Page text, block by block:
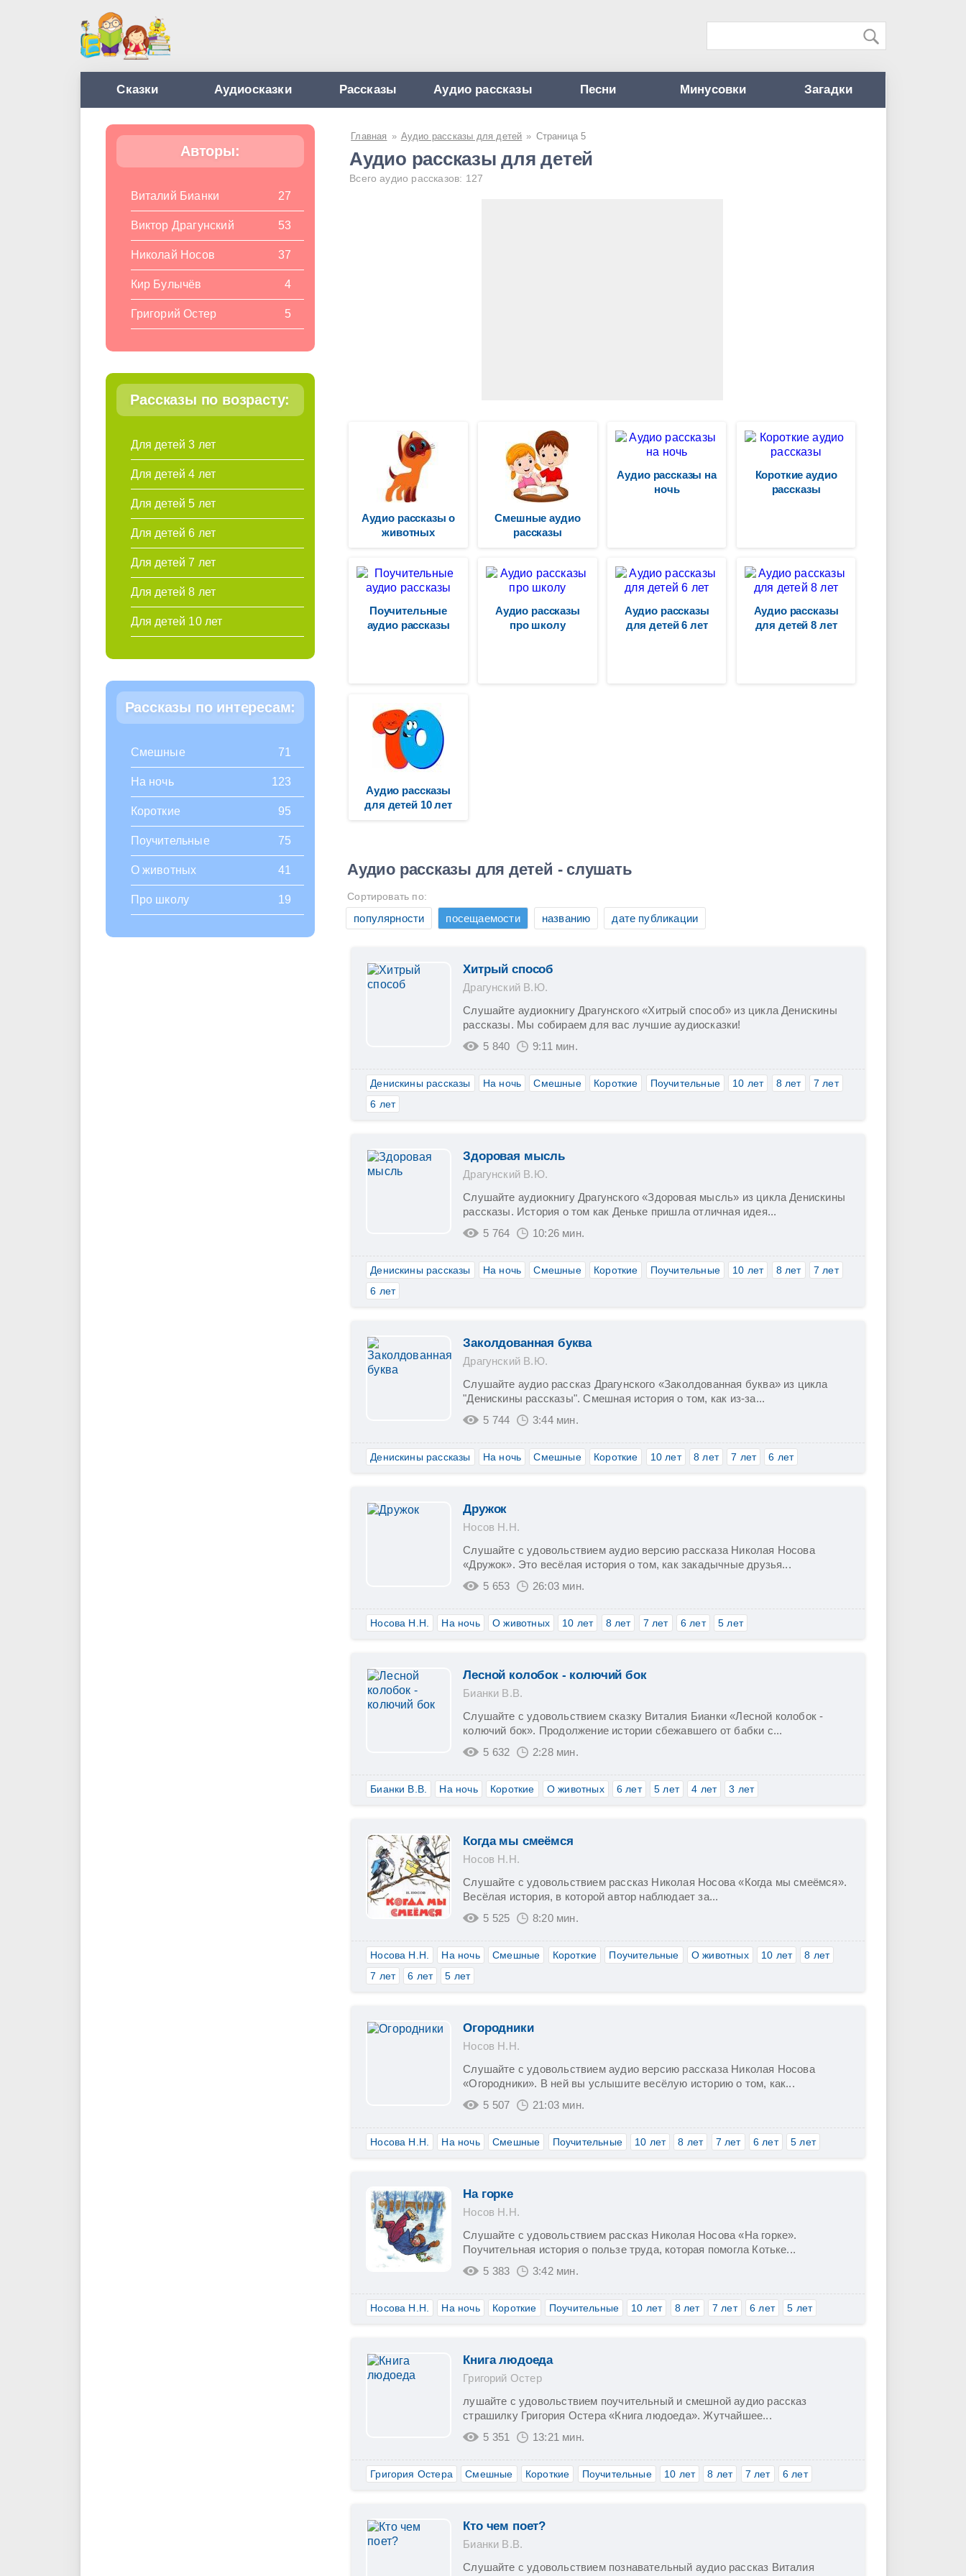
Сказки Аудиосказки Рассказы Аудио рассказы Песни Минусовки Загадки
Главная » Аудио рассказы для детей » Страница 5
Аудио рассказы для детей
Всего аудио рассказов: 127
Аудио рассказы о
животных
Смешные аудио
рассказы
Аудио рассказы на
ночь
Короткие аудио
рассказы
Поучительные
аудио рассказы
Аудио рассказы
про школу
Аудио рассказы
для детей 6 лет
Аудио рассказы
для детей 8 лет
Аудио рассказы
для детей 10 лет
Аудио рассказы для детей - слушать
Сортировать по:
популярности посещаемости названию дате публикации
Хитрый способ
Драгунский В.Ю.
Слушайте аудиокнигу Драгунского «Хитрый способ» из цикла Денискины
рассказы. Мы собираем для вас лучшие аудиосказки!
5 840
9:11 мин.
Денискины рассказы На ночь Смешные Короткие Поучительные 10 лет 8 лет
7 лет
6 лет
Здоровая мысль
Драгунский В.Ю.
Слушайте аудиокнигу Драгунского «Здоровая мысль» из цикла Денискины
рассказы. История о том как Деньке пришла отличная идея...
5 764
10:26 мин.
Денискины рассказы На ночь Смешные Короткие Поучительные 10 лет 8 лет
7 лет
6 лет
Заколдованная буква
Драгунский В.Ю.
Слушайте аудио рассказ Драгунского «Заколдованная буква» из цикла
"Денискины рассказы". Смешная история о том, как из-за...
5 744
3:44 мин.
Денискины рассказы На ночь Смешные Короткие 10 лет 8 лет 7 лет 6 лет
Дружок
Носов Н.Н.
Слушайте с удовольствием аудио версию рассказа Николая Носова
«Дружок». Это весёлая история о том, как закадычные друзья...
5 653
26:03 мин.
Носова Н.Н. На ночь О животных 10 лет 8 лет 7 лет 6 лет 5 лет
Лесной колобок - колючий бок
Бианки В.В.
Слушайте с удовольствием сказку Виталия Бианки «Лесной колобок -
колючий бок». Продолжение истории сбежавшего от бабки с...
5 632
2:28 мин.
Бианки В.В. На ночь Короткие О животных 6 лет 5 лет 4 лет 3 лет
Когда мы смеёмся
Носов Н.Н.
Слушайте с удовольствием рассказ Николая Носова «Когда мы смеёмся».
Весёлая история, в которой автор наблюдает за...
5 525
8:20 мин.
Носова Н.Н. На ночь Смешные Короткие Поучительные О животных 10 лет
8 лет
7 лет
6 лет 5 лет
Огородники
Носов Н.Н.
Слушайте с удовольствием аудио версию рассказа Николая Носова
«Огородники». В ней вы услышите весёлую историю о том, как...
5 507
21:03 мин.
Носова Н.Н. На ночь Смешные Поучительные 10 лет 8 лет 7 лет 6 лет 5 лет
На горке
Носов Н.Н.
Слушайте с удовольствием рассказ Николая Носова «На горке».
Поучительная история о пользе труда, которая помогла Котьке...
5 383
3:42 мин.
Носова Н.Н. На ночь Короткие Поучительные 10 лет 8 лет 7 лет 6 лет 5 лет
Книга людоеда
Григорий Остер
лушайте с удовольствием поучительный и смешной аудио рассказ
страшилку Григория Остера «Книга людоеда». Жутчайшее...
5 351
13:21 мин.
Григория Остера Смешные Короткие Поучительные 10 лет 8 лет 7 лет 6 лет
Кто чем поет?
Бианки В.В.
Слушайте с удовольствием познавательный аудио рассказ Виталия
Авторы:
Виталий Бианки 27
Виктор Драгунский 53
Николай Носов 37
Кир Булычёв 4
Григорий Остер 5
Рассказы по возрасту:
Для детей 3 лет
Для детей 4 лет
Для детей 5 лет
Для детей 6 лет
Для детей 7 лет
Для детей 8 лет
Для детей 10 лет
Рассказы по интересам:
Смешные 71
На ночь 123
Короткие 95
Поучительные 75
О животных 41
Про школу 19